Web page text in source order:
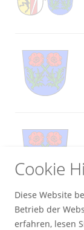
Cookie
Diese Website
Betrieb der
erfahren, lesen